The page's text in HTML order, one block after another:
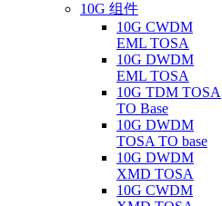
10G 组件
10G CWDM
EML TOSA
10G DWDM
EML TOSA
10G TDM TOSA
TO Base
10G DWDM
TOSA TO base
10G DWDM
XMD TOSA
10G CWDM